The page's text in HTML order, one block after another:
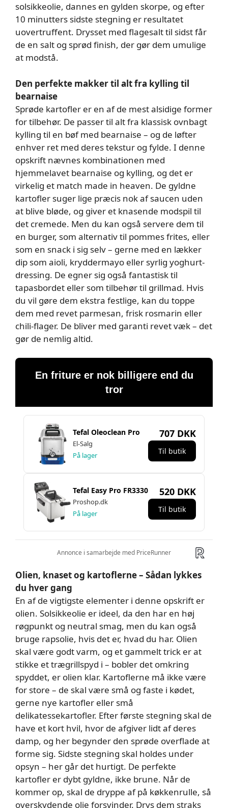
solsikkeolie, dannes en gylden skorpe, og efter
10 minutters sidste stegning er resultatet
uovertruffent. Drysset med flagesalt til sidst får
de en salt og sprød finish, der gør dem umulige
at modstå.
Den perfekte makker til alt fra kylling til
bearnaise
Sprøde kartofler er en af de mest alsidige former
for tilbehør. De passer til alt fra klassisk ovnbagt
kylling til en bøf med bearnaise – og de løfter
enhver ret med deres tekstur og fylde. I denne
opskrift nævnes kombinationen med
hjemmelavet bearnaise og kylling, og det er
virkelig et match made in heaven. De gyldne
kartofler suger lige præcis nok af saucen uden
at blive bløde, og giver et knasende modspil til
det cremede. Men du kan også servere dem til
en burger, som alternativ til pommes frites, eller
som en snack i sig selv – gerne med en lækker
dip som aioli, kryddermayo eller syrlig yoghurt-
dressing. De egner sig også fantastisk til
tapasbordet eller som tilbehør til grillmad. Hvis
du vil gøre dem ekstra festlige, kan du toppe
dem med revet parmesan, frisk rosmarin eller
chili-flager. De bliver med garanti revet væk – det
gør de nemlig altid.
Olien, knaset og kartoflerne – Sådan lykkes
du hver gang
En af de vigtigste elementer i denne opskrift er
olien. Solsikkeolie er ideel, da den har en høj
røgpunkt og neutral smag, men du kan også
bruge rapsolie, hvis det er, hvad du har. Olien
skal være godt varm, og et gammelt trick er at
stikke et trægrillspyd i – bobler det omkring
spyddet, er olien klar. Kartoflerne må ikke være
for store – de skal være små og faste i kødet,
gerne nye kartofler eller små
delikatessekartofler. Efter første stegning skal de
have et kort hvil, hvor de afgiver lidt af deres
damp, og her begynder den sprøde overflade at
forme sig. Sidste stegning skal holdes under
opsyn – her går det hurtigt. De perfekte
kartofler er dybt gyldne, ikke brune. Når de
kommer op, skal de dryppe af på køkkenrulle, så
overskydende olie forsvinder. Drys dem straks